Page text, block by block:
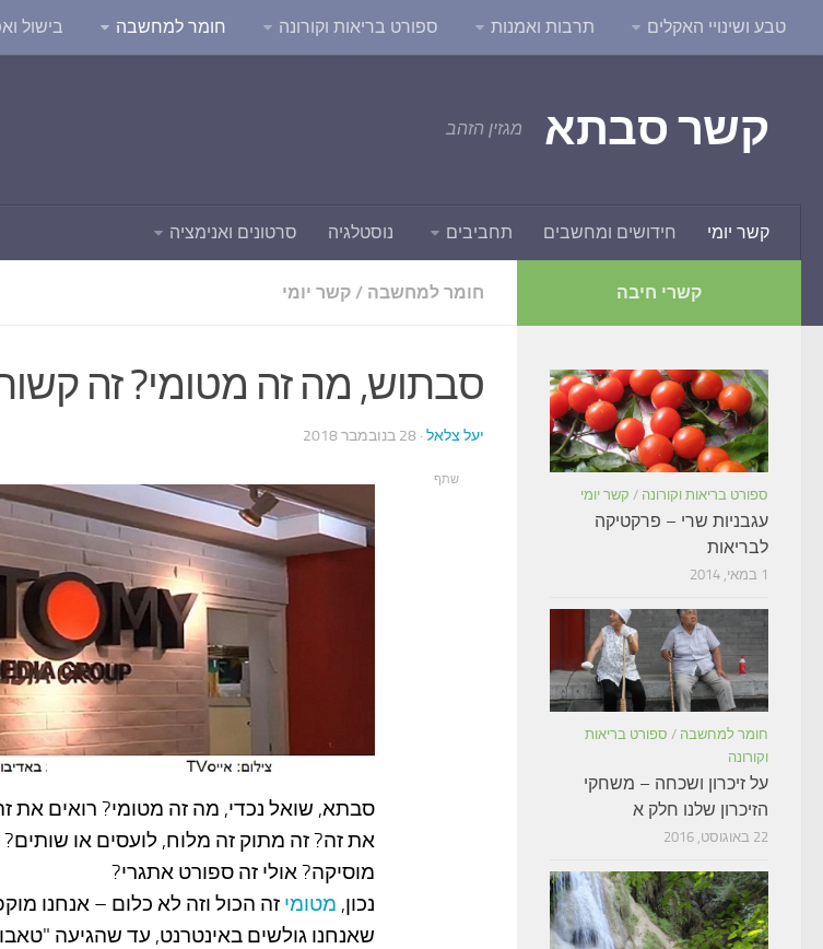
טבע ושינויי האקלים תרבות ואמנות ספורט בריאות וקורונה חומר למחשבה בישול
קשר סבתא מגזין הזהב
קשר יומי חידושים ומחשבים תחביבים נוסטלגיה סרטונים ואנימציה
חומר למחשבה / קשר יומי
סבתוש, מה זה מטומי? זה
יעל צלאל · 28 בנובמבר 2018
סבתא, שואל נכדי, מה זה מטומי? רואים את
את זה? זה מתוק זה מלוח, לועסים או שותים?
מוסיקה? אולי זה ספורט אתגרי?
נכון, מטומי זה הכול וזה לא כלום – אנחנו
שאנחנו גולשים באינטרנט, עד שהגיעה
שתף
קשרי חיבה
ספורט בריאות וקורונה / קשר יומי
עגבניות שרי – פרקטיקה
לבריאות
1 במאי, 2014
חומר למחשבה / ספורט בריאות
וקורונה
על זיכרון ושכחה – משחקי
הזיכרון שלנו חלק א
22 באוגוסט, 2016